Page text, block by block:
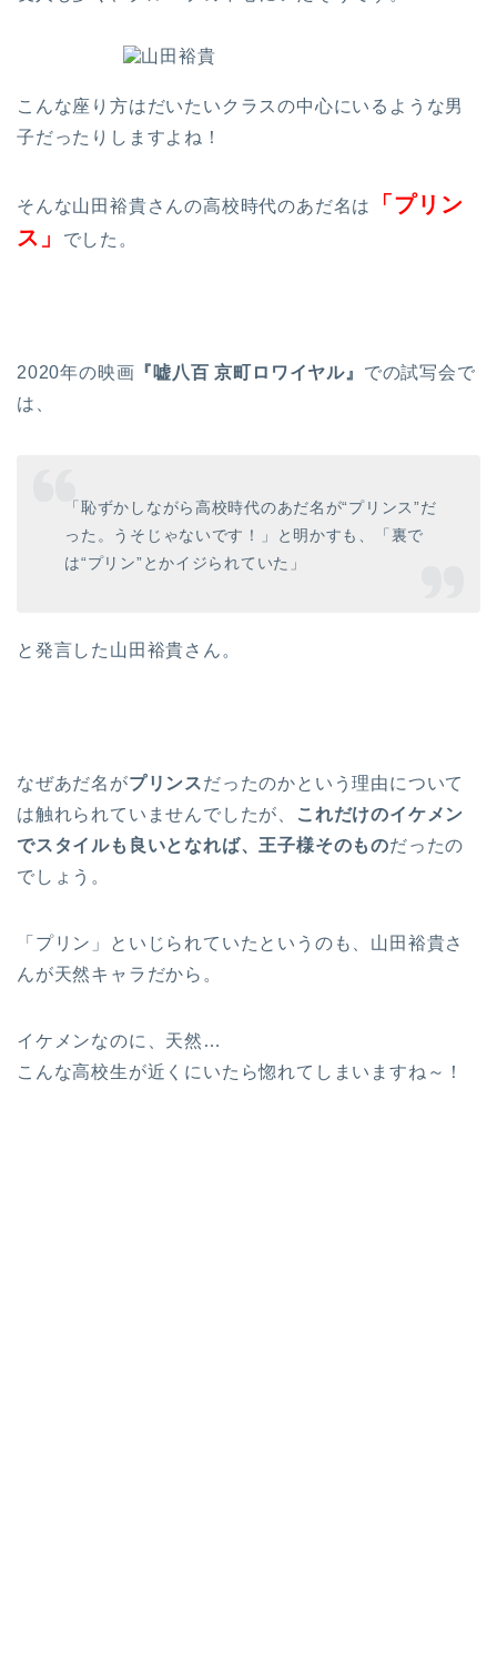
こんな座り方はだいたいクラスの中心にいるような男
子だったりしますよね！
そんな山田裕貴さんの高校時代のあだ名は
「プリン
ス」
でした。
2020年の映画 『嘘八百 京町ロワイヤル』 での試写会で
は、
「恥ずかしながら高校時代のあだ名が“プリンス”だ
った。うそじゃないです！」と明かすも、「裏で
は“プリン”とかイジられていた」
と発言した山田裕貴さん。
なぜあだ名がプリンスだったのかという理由について
は触れられていませんでしたが、
これだけのイケメン
でスタイルも良いとなれば、王子様そのものだったの
でしょう。
「プリン」といじられていたというのも、山田裕貴さ
んが天然キャラだから。
イケメンなのに、天然…
こんな高校生が近くにいたら惚れてしまいますね～！